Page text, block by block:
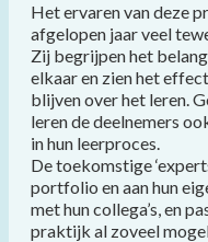
Het ervaren van deze
afgelopen jaar veel
Zij begrijpen het
elkaar en zien het
blijven over het leren.
leren de deelnemers
in hun leerproces.
De toekomstige
portfolio en aan hun
met hun collega’s, en
praktijk al zoveel